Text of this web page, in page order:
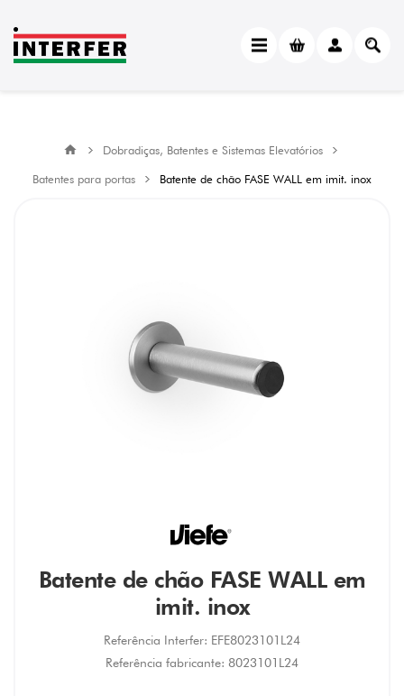
Dobradiças, Batentes e Sistemas Elevatórios
Batentes para portas
Batente de chão FASE WALL em imit. inox
Batente de chão FASE WALL em
imit. inox
Referência Interfer: EFE8023101L24
Referência fabricante: 8023101L24